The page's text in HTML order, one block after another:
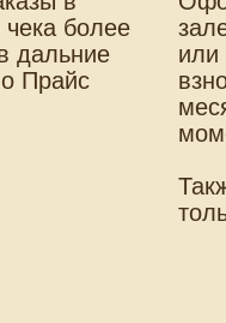
более
дальние
Прайс
или